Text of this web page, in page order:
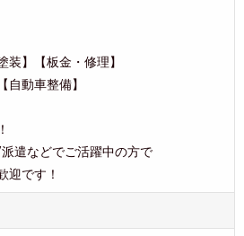
装】【板金・修理】
自動車整備】
遣などでご活躍中の方で
迎です！